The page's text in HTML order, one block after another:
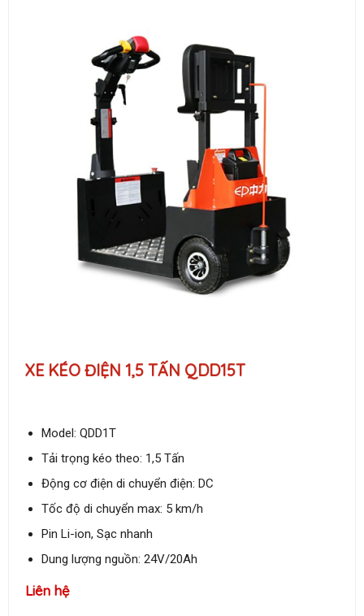
XE KÉO ĐIỆN 1,5 TẤN QDD15T
Model: QDD1T
Tải trọng kéo theo: 1,5 Tấn
Động cơ điện di chuyển điện: DC
Tốc độ di chuyển max: 5 km/h
Pin Li-ion, Sạc nhanh
Dung lượng nguồn: 24V/20Ah
Liên hệ